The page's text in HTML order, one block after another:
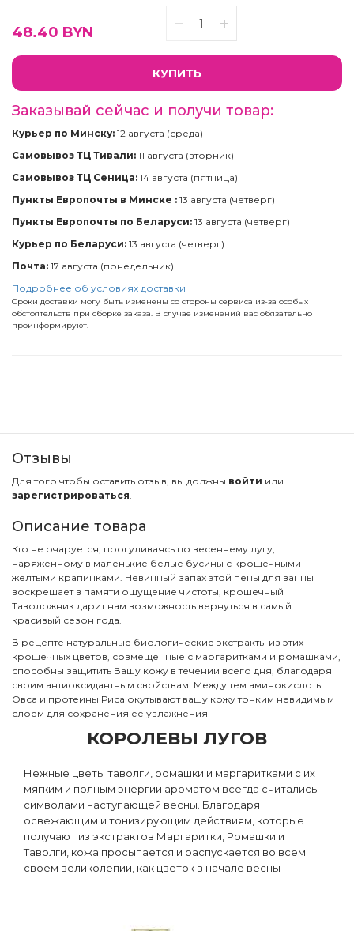
48.40 BYN
КУПИТЬ
Заказывай сейчас и получи товар:
Курьер по Минску: 12 августа (среда)
Самовывоз ТЦ Тивали: 11 августа (вторник)
Самовывоз ТЦ Сеница: 14 августа (пятница)
Пункты Европочты в Минске : 13 августа (четверг)
Пункты Европочты по Беларуси: 13 августа (четверг)
Курьер по Беларуси: 13 августа (четверг)
Почта: 17 августа (понедельник)
Подробнее об условиях доставки
Сроки доставки могу быть изменены со стороны сервиса из-за особых
обстоятельств при сборке заказа. В случае изменений вас обязательно
проинформируют.
Отзывы
Для того чтобы оставить отзыв, вы должны войти или
зарегистрироваться.
Описание товара
Кто не очаруется, прогуливаясь по весеннему лугу,
наряженному в маленькие белые бусины с крошечными
желтыми крапинками. Невинный запах этой пены для ванны
воскрешает в памяти ощущение чистоты, крошечный
Таволожник дарит нам возможность вернуться в самый
красивый сезон года.
В рецепте натуральные биологические экстракты из этих
крошечных цветов, совмещенные с маргаритками и ромашками,
способны защитить Вашу кожу в течении всего дня, благодаря
своим антиоксидантным свойствам. Между тем аминокислоты
Овса и протеины Риса окутывают вашу кожу тонким невидимым
слоем для сохранения ее увлажнения
КОРОЛЕВЫ ЛУГОВ
Нежные цветы таволги, ромашки и маргаритками с их
мягким и полным энергии ароматом всегда считались
символами наступающей весны. Благодаря
освежающим и тонизирующим действиям, которые
получают из экстрактов Маргаритки, Ромашки и
Таволги, кожа просыпается и распускается во всем
своем великолепии, как цветок в начале весны